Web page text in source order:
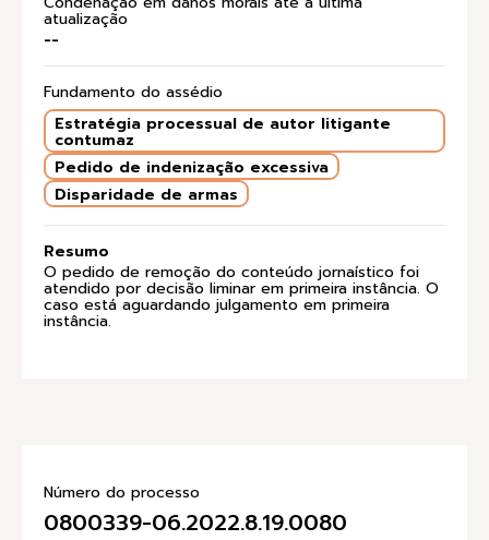
atualização
--
Fundamento do assédio
Estratégia processual de autor litigante
contumaz
Pedido de indenização excessiva
Disparidade de armas
Resumo
O pedido de remoção do conteúdo jornaístico foi
atendido por decisão liminar em primeira instância. O
caso está aguardando julgamento em primeira
instância.
Número do processo
0800339-06.2022.8.19.0080